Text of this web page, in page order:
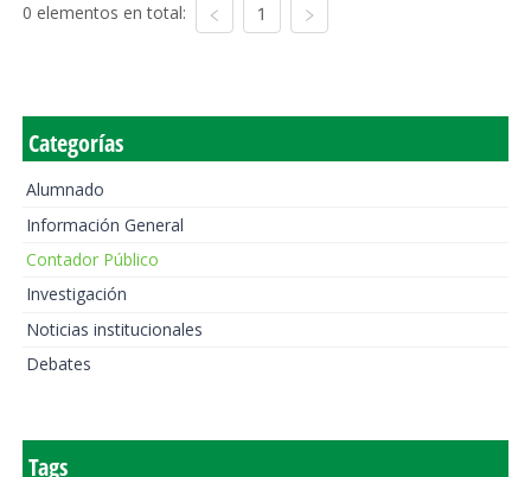
0 elementos en total: 1
Categorías
Alumnado
Información General
Contador Público
Investigación
Noticias institucionales
Debates
Tags